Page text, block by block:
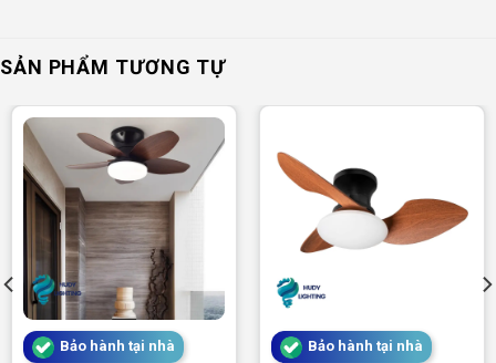
SẢN PHẨM TƯƠNG TỰ
Bảo hành tại nhà Bảo hành tại nhà